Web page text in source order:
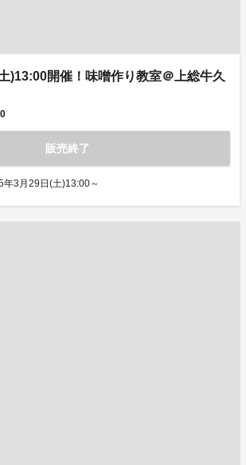
)13:00開催！味噌作り教室＠上総牛久
0
販売終了
年3月29日(土)13:00～